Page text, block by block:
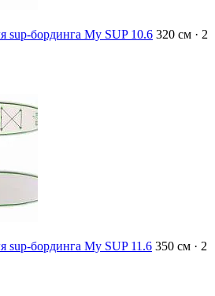
sup-бординга My SUP 10.6 320 см · 2
sup-бординга My SUP 11.6 350 см · 2